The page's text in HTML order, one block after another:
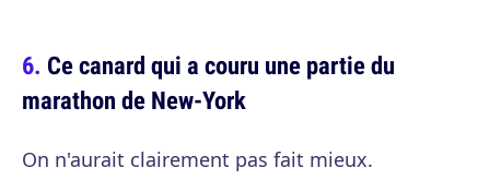
Ce canard qui a couru une partie du
marathon de New-York
On n'aurait clairement pas fait mieux.